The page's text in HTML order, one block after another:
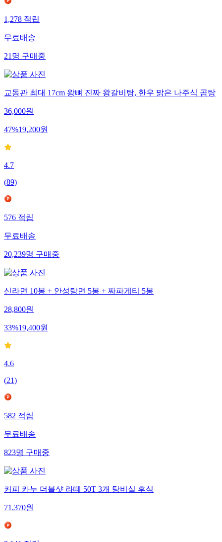
1,278적립
무료배송
21명구매중
교동관 최대 17cm 왕뼈 진짜 왕갈비탕, 한우 맑은 나주식 곰탕
36,000원
47%19,200원
4.7
(89)
576적립
무료배송
20,239명구매중
신라면 10봉 + 안성탕면 5봉 + 짜파게티 5봉
28,800원
33%19,400원
4.6
(21)
582적립
무료배송
823명구매중
커피 카누 더블샷 라떼 50T 3개 탕비실 후식
71,370원